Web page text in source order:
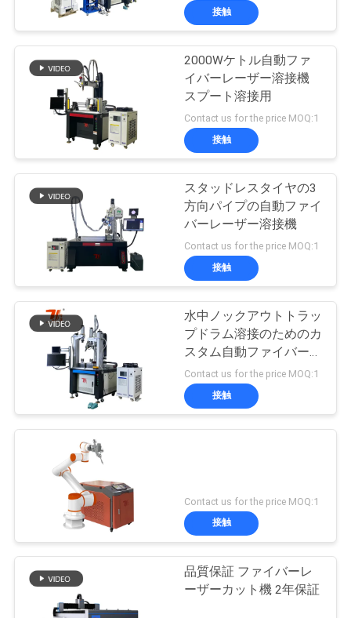
見
問
せ
ー
ス
策
レーザーのクラッ
ディング機械
レーザーのクリー
ニング機械
50
レーザーの印機械
39
キッチン浴室のた
めのレーザーマシ
ン
9
接触
2000Wケトル自動ファ
イバーレーザー溶接機
スプート溶接用
Contact us for the price MOQ:1
接触
スタッドレスタイヤの3
方向パイプの自動ファイ
バーレーザー溶接機
Contact us for the price MOQ:1
接触
水中ノックアウトトラッ
プドラム溶接のためのカ
スタム自動ファイバーレ
ーザー溶接機
Contact us for the price MOQ:1
接触
Contact us for the price MOQ:1
接触
品質保証 ファイバーレ
ーザーカット機 2年保証